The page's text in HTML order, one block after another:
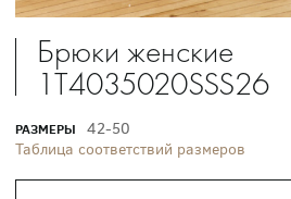
Брюки женские
1T4035020SSS26
РАЗМЕРЫ
42-50
Таблица соответствий размеров